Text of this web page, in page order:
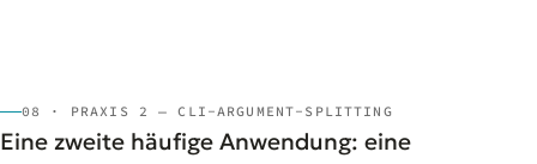
08 · PRAXIS 2 — CLI-ARGUMENT-SPLITTING
Eine zweite häufige Anwendung: eine